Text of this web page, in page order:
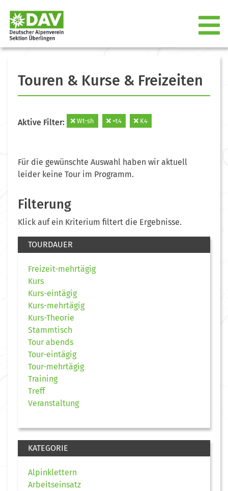
Touren & Kurse & Freizeiten
Aktive Filter: Wt-sh =t4 K4
Für die gewünschte Auswahl haben wir aktuell
leider keine Tour im Programm.
Filterung
Klick auf ein Kriterium filtert die Ergebnisse.
TOURDAUER
Freizeit-mehrtägig
Kurs
Kurs-eintägig
Kurs-mehrtägig
Kurs-Theorie
Stammtisch
Tour abends
Tour-eintägig
Tour-mehrtägig
Training
Treff
Veranstaltung
KATEGORIE
Alpinklettern
Arbeitseinsatz